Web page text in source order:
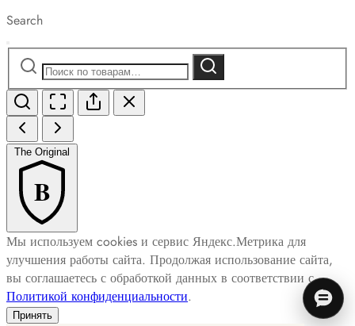
Search
Искать:
Поиск
The Original
B
Мы используем cookies и сервис Яндекс.Метрика для
улучшения работы сайта. Продолжая использование сайта,
вы соглашаетесь с обработкой данных в соответствии с
Политикой конфиденциальности.
Принять